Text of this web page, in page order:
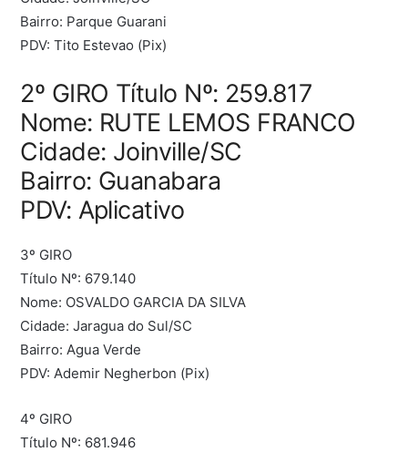
Bairro: Parque Guarani
PDV: Tito Estevao (Pix)
2º GIRO Título Nº: 259.817
Nome: RUTE LEMOS FRANCO
Cidade: Joinville/SC
Bairro: Guanabara
PDV: Aplicativo
3º GIRO
Título Nº: 679.140
Nome: OSVALDO GARCIA DA SILVA
Cidade: Jaragua do Sul/SC
Bairro: Agua Verde
PDV: Ademir Negherbon (Pix)
4º GIRO
Título Nº: 681.946